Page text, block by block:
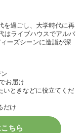
を過ごし、大学時代に再
はライブハウスでアルバ
ーズシーンに造詣が深
お届け
いときなどに役立てくだ
だけ
ちら